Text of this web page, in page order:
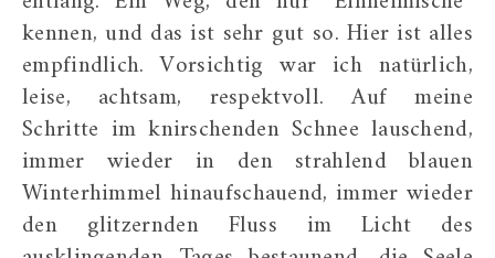
kennen, und das ist sehr gut so. Hier ist alles
empfindlich. Vorsichtig war ich natürlich,
leise, achtsam, respektvoll. Auf meine
Schritte im knirschenden Schnee lauschend,
immer wieder in den strahlend blauen
Winterhimmel hinaufschauend, immer wieder
den glitzernden Fluss im Licht des